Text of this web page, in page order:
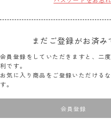
まだご登録がお済
会員登録をしていただきますと、二
利です。
お気に入り商品をご登録いただける
す。
会員登録